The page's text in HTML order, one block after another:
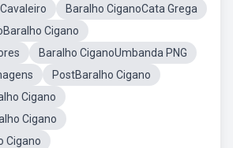
Baralho CiganoCata Grega
Cigano
Baralho CiganoUmbanda PNG
PostBaralho Cigano
Cigano
Cigano
Cigano